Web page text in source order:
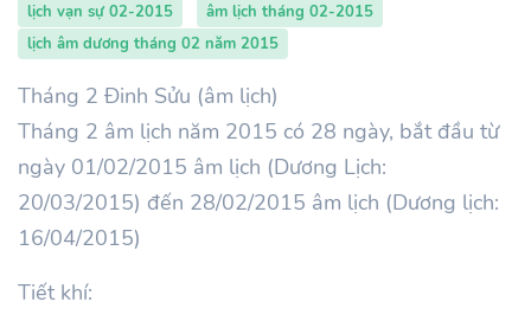
lịch vạn sự 02-2015
âm lịch tháng 02-2015
lịch âm dương tháng 02 năm 2015
Tháng 2 Đinh Sửu (âm lịch)
Tháng 2 âm lịch năm 2015 có 28 ngày, bắt đầu từ
ngày 01/02/2015 âm lịch (Dương Lịch:
20/03/2015) đến 28/02/2015 âm lịch (Dương lịch:
16/04/2015)
Tiết khí: